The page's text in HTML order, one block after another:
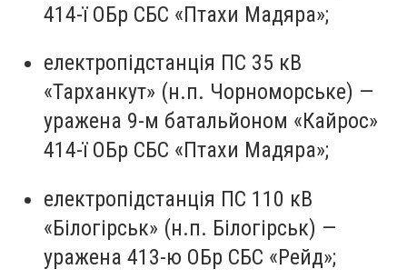
414-ї ОБр СБС «Птахи Мадяра»;
електропідстанція ПС 35 кВ
«Тарханкут» (н.п. Чорноморське) —
уражена 9-м батальйоном «Кайрос»
414-ї ОБр СБС «Птахи Мадяра»;
електропідстанція ПС 110 кВ
«Білогірськ» (н.п. Білогірськ) —
уражена 413-ю ОБр СБС «Рейд»;